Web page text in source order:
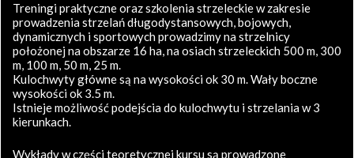
Treningi praktyczne oraz szkolenia strzeleckie w zakresie
prowadzenia strzelań długodystansowych, bojowych,
dynamicznych i sportowych prowadzimy na strzelnicy
położonej na obszarze 16 ha, na osiach strzeleckich 500 m, 300
m, 100 m, 50 m, 25 m.
Kulochwyty główne są na wysokości ok 30 m. Wały boczne
wysokości ok 3.5 m.
Istnieje możliwość podejścia do kulochwytu i strzelania w 3
kierunkach.
Wykłady w części teoretycznej kursu są prowadzone